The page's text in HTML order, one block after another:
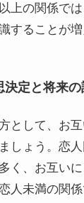
上の関係で
することが増
決定と将来の
として、お
しょう。恋
く、お互い
人未満の関